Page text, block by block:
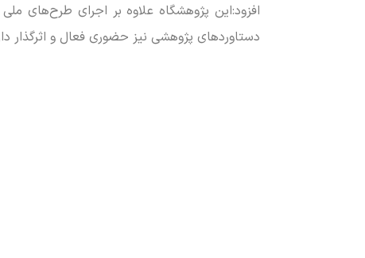
افزود:این پژوهشگاه علاوه بر اجرای طرح‌های
دستاورد‌های پژوهشی نیز حضوری فعال و اثرگذار